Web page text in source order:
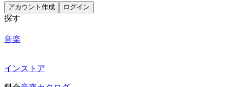
アカウント作成 ログイン
探す
音楽
インストア